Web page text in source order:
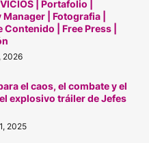
| Portafolio |
| Fotografia |
| Free Press |
2026
el caos, el combate y el
explosivo tráiler de Jefes
2025